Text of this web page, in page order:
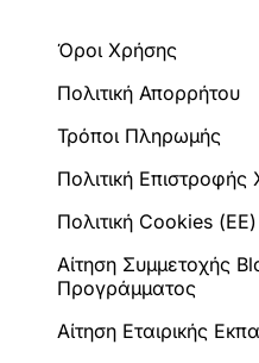
Όροι Χρήσης
Πολιτική Απορρήτου
Τρόποι Πληρωμής
Πολιτική
Πολιτική Cookies (ΕΕ)
Αίτηση Συμμετοχής
Προγράμματος
Αίτηση Εταιρικής